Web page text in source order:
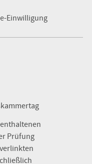
Prüfung
Einwilligung